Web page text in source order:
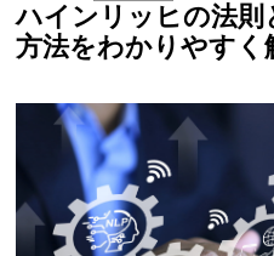
ハインリッヒの法則
方法をわかりやすく